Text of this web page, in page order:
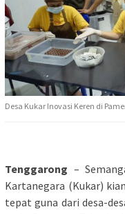
Desa Kukar Inovasi Keren di
Tenggarong –
Kartanegara (Kukar)
tepat guna dari desa-